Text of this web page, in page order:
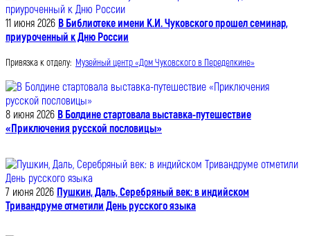
11 июня 2026 В Библиотеке имени К.И. Чуковского прошел семинар,
приуроченный к Дню России
Привязка к отделу: Музейный центр «Дом Чуковского в Переделкине»
8 июня 2026 В Болдине стартовала выставка-путешествие
«Приключения русской пословицы»
7 июня 2026 Пушкин, Даль, Серебряный век: в индийском
Тривандруме отметили День русского языка